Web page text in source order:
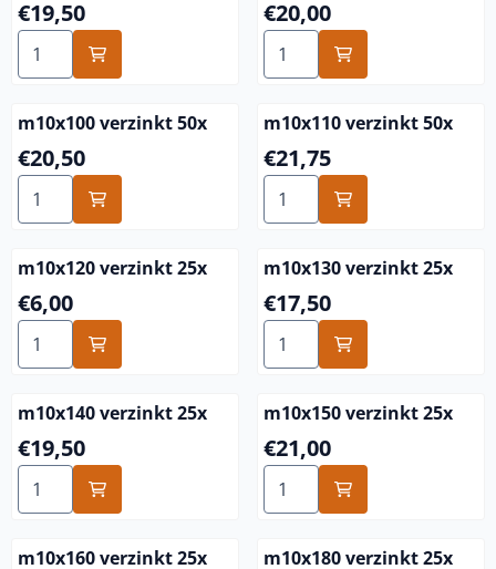
Preis: 19,50
€19,50
Anzahl wählen für m10x90 verzinkt 50x
Preis: 20,00
€20,00
Anzahl wählen für m10x95
m10x100 verzinkt 50x
Preis: 20,50
€20,50
Anzahl wählen für m10x100 verzinkt 50x
m10x110 verzinkt 50x
Preis: 21,75
€21,75
Anzahl wählen für
m10x120 verzinkt 25x
Preis: 6,00
€6,00
Anzahl wählen für m10x120 verzinkt 25x
m10x130 verzinkt 25x
Preis: 17,50
€17,50
Anzahl wählen für
m10x140 verzinkt 25x
Preis: 19,50
€19,50
Anzahl wählen für m10x140 verzinkt 25x
m10x150 verzinkt 25x
Preis: 21,00
€21,00
Anzahl wählen für
m10x160 verzinkt 25x
m10x180 verzinkt 25x